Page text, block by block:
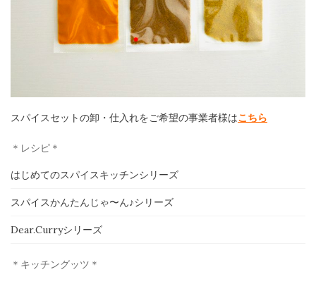
ホーム
スパイスセットの卸・仕入れをご希望の事業者様はこちら
＊レシピ＊
はじめてのスパイスキッチンシリーズ
スパイスかんたんじゃ〜ん♪シリーズ
Dear.Curryシリーズ
＊キッチングッツ＊